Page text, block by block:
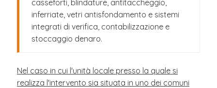
casseforti, blindature, antitaccheggio,
inferriate, vetri antisfondamento e sistemi
integrati di verifica, contabilizzazione e
stoccaggio denaro.
Nel caso in cui l'unità locale presso la quale si
realizza l'intervento sia situata in uno dei comuni